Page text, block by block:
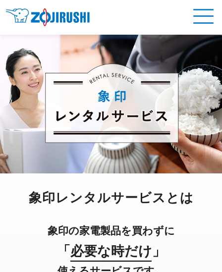
象印レンタルサービスとは
象印の家電製品を買わずに
「必要な時だけ」